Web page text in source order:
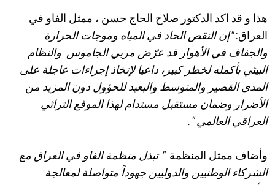
هذا و قد اكد الدكتور صلاح الحاج حسن ، ممثل الفاو في
العراق:"إن النقص الحاد في المياه وموجات الحرارة
والجفاف في الأهوار قد عرّض مربي الجاموس والنظام
البيئي بأكمله لخطر كبير، داعيا لإتخاذ إجراءات عاجلة على
المدى القصير والمتوسط والبعيد للحؤول دون المزيد من
الأضرار وضمان مستقبل مستدام لهذا الموقع التراثي
العراقي العالمي ".
وأضاف ممثل المنظمة "تبذل منظمة الفاو في العراق مع
الشركاء الوطنيين والدوليين جهوداً متواصلة لمعالجة